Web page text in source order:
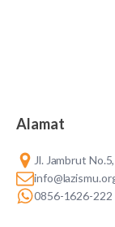
Alamat
Jl. Jambrut
0856-1626-222